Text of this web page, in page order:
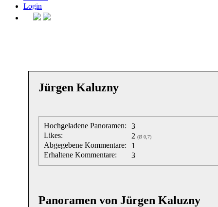
Login
Jürgen Kaluzny
Hochgeladene Panoramen:
3
Likes:
2 (Ø 0,7)
Abgegebene Kommentare:
1
Erhaltene Kommentare:
3
Panoramen von Jürgen Kaluzny